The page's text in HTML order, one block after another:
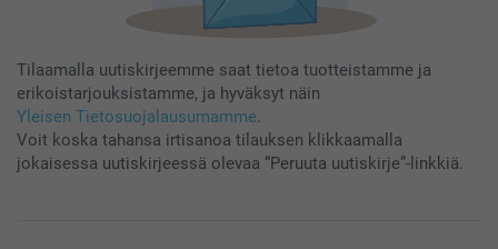
Tilaamalla uutiskirjeemme saat tietoa tuotteistamme ja
erikoistarjouksistamme, ja hyväksyt näin
Yleisen Tietosuojalausumamme.
Voit koska tahansa irtisanoa tilauksen klikkaamalla
jokaisessa uutiskirjeessä olevaa “Peruuta uutiskirje”-linkkiä.